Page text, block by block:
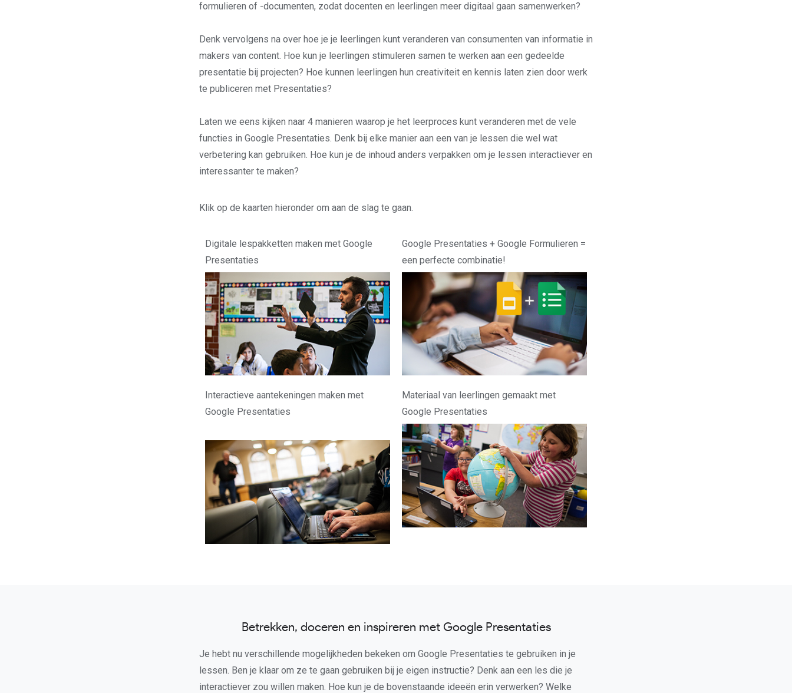
formulieren of -documenten, zodat docenten en leerlingen meer digitaal gaan samenwerken?
Denk vervolgens na over hoe je je leerlingen kunt veranderen van consumenten van informatie in
makers van content. Hoe kun je leerlingen stimuleren samen te werken aan een gedeelde
presentatie bij projecten? Hoe kunnen leerlingen hun creativiteit en kennis laten zien door werk
te publiceren met Presentaties?
Laten we eens kijken naar 4 manieren waarop je het leerproces kunt veranderen met de vele
functies in Google Presentaties. Denk bij elke manier aan een van je lessen die wel wat
verbetering kan gebruiken. Hoe kun je de inhoud anders verpakken om je lessen interactiever en
interessanter te maken?
Klik op de kaarten hieronder om aan de slag te gaan.
Digitale lespakketten maken met Google
Presentaties
Google Presentaties + Google Formulieren =
een perfecte combinatie!
Interactieve aantekeningen maken met
Google Presentaties
Materiaal van leerlingen gemaakt met
Google Presentaties
Betrekken, doceren en inspireren met Google Presentaties
Je hebt nu verschillende mogelijkheden bekeken om Google Presentaties te gebruiken in je
lessen. Ben je klaar om ze te gaan gebruiken bij je eigen instructie? Denk aan een les die je
interactiever zou willen maken. Hoe kun je de bovenstaande ideeën erin verwerken? Welke